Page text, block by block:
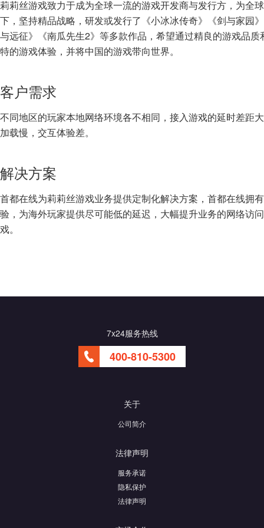
莉莉丝游戏致力于成为全球一流的游戏开发商与发行方，为全
下，坚持精品战略，研发或发行了《小冰冰传奇》《剑与家园
与远征》《南瓜先生2》等多款作品，希望通过精良的游戏品
特的游戏体验，并将中国的游戏带向世界。
客户需求
不同地区的玩家本地网络环境各不相同，接入游戏的延时差距
加载慢，交互体验差。
解决方案
首都在线为莉莉丝游戏业务提供定制化解决方案，首都在线拥
验，为海外玩家提供尽可能低的延迟，大幅提升业务的网络访
戏。
7x24服务热线
400-810-5300
关于
公司简介
法律声明
服务承诺
隐私保护
法律声明